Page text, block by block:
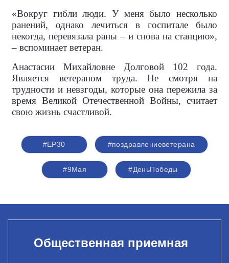
«Вокруг гибли люди. У меня было несколько
ранений, однако лечиться в госпитале было
некогда, перевязала раны – и снова на станцию»,
– вспоминает ветеран.
Анастасии Михайловне Долговой 102 года.
Является ветераном труда. Не смотря на
трудности и невзгоды, которые она пережила за
время Великой Отечественной Войны, считает
свою жизнь счастливой.
#ЕР30 #поздравлениеветерана
#9Мая #ДеньПобеды
Общественная приемная